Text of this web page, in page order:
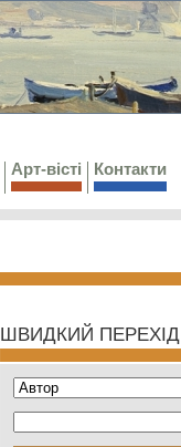
Арт-вісті Контакти
ШВИДКИЙ ПЕРЕХІД